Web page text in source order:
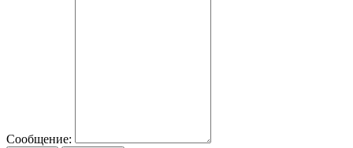
Сообщение: